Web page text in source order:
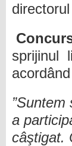
sprijinul
a
câştigat.